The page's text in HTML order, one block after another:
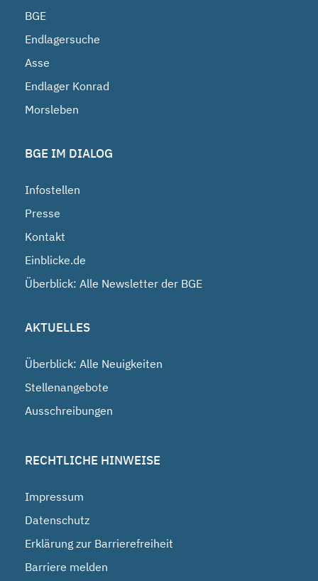
BGE
Endlagersuche
Asse
Endlager Konrad
Morsleben
BGE IM DIALOG
Infostellen
Presse
Kontakt
Einblicke.de
Überblick: Alle Newsletter der BGE
AKTUELLES
Überblick: Alle Neuigkeiten
Stellenangebote
Ausschreibungen
RECHTLICHE HINWEISE
Impressum
Datenschutz
Erklärung zur Barrierefreiheit
Barriere melden